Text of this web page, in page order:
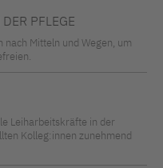
PFLEGE
Mitteln und Wegen, um
Leiharbeitskräfte in der
Kolleg:innen zunehmend